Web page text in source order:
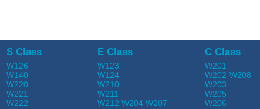
S Class
W126
W140
W220
W221
W222
E Class
W123
W124
W210
W211
W212 W204 W207
C Class
W201
W202-W208
W203
W205
W206